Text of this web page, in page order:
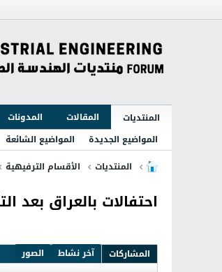
المنتديات المقالات المدونات
المواضيع الجديدة
المواضيع الشائعة
المنتديات
الأقسام الترفيهية
احتفالات بالعراق بعد
المشاركات آخر نشاط الصور